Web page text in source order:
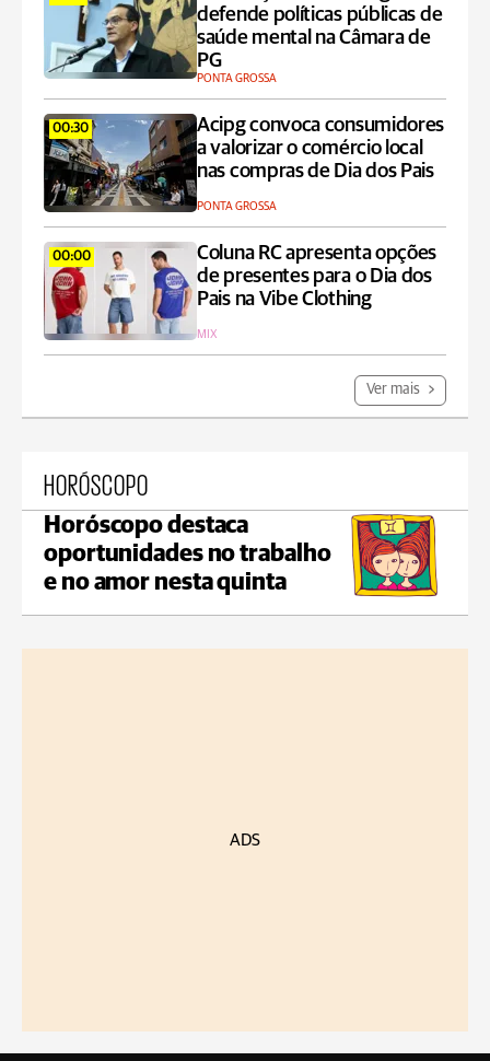
defende políticas públicas de
saúde mental na Câmara de
PG
PONTA GROSSA
00:30
Acipg convoca consumidores
a valorizar o comércio local
nas compras de Dia dos Pais
PONTA GROSSA
00:00
Coluna RC apresenta opções
de presentes para o Dia dos
Pais na Vibe Clothing
MIX
Ver mais
HORÓSCOPO
Horóscopo destaca
oportunidades no trabalho
e no amor nesta quinta
ADS